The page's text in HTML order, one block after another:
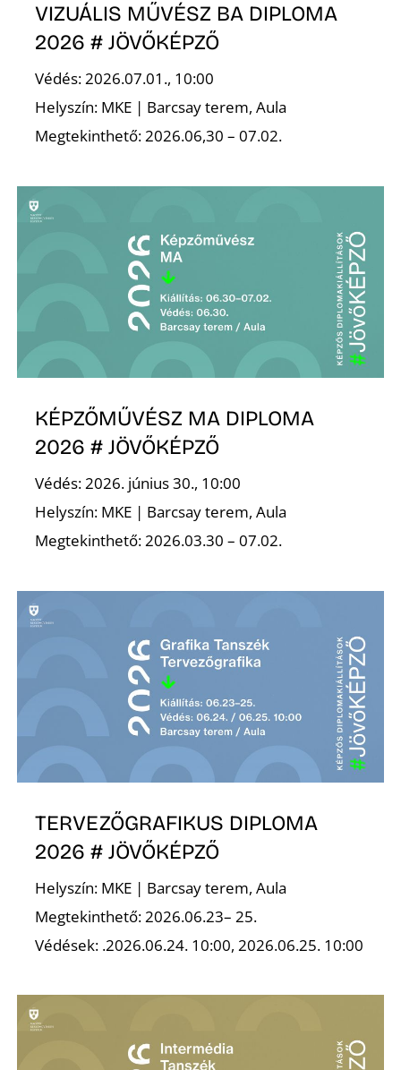
VIZUÁLIS MŰVÉSZ BA DIPLOMA
2026 # JÖVŐKÉPZŐ
Védés: 2026.07.01., 10:00
Helyszín: MKE | Barcsay terem, Aula
Megtekinthető: 2026.06,30 – 07.02.
KÉPZŐMŰVÉSZ MA DIPLOMA
2026 # JÖVŐKÉPZŐ
Védés: 2026. június 30., 10:00
Helyszín: MKE | Barcsay terem, Aula
Megtekinthető: 2026.03.30 – 07.02.
TERVEZŐGRAFIKUS DIPLOMA
2026 # JÖVŐKÉPZŐ
Helyszín: MKE | Barcsay terem, Aula
Megtekinthető: 2026.06.23– 25.
Védések: .2026.06.24. 10:00, 2026.06.25. 10:00